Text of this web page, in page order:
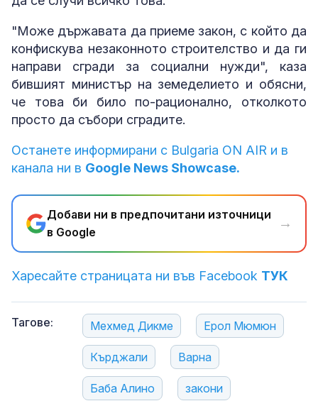
"Може държавата да приеме закон, с който да
конфискува незаконното строителство и да ги
направи сгради за социални нужди", каза
бившият министър на земеделието и обясни,
че това би било по-рационално, отколкото
просто да събори сградите.
Останете информирани с Bulgaria ON AIR и в
канала ни в Google News Showcase.
Добави ни в предпочитани източници
в Google
→
Харесайте страницата ни във Facebook ТУК
Тагове: Мехмед Дикме Ерол Мюмюн
Кърджали Варна
Баба Алино закони